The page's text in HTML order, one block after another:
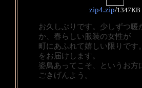
zip4.zip/1347KB
お久しぶりです。少しずつ暖
か、春らしい服装の女性が
町にあふれて嬉しい限りです
をお届けします。
姿鳥あってこそ、というお方
ごきげんよう。